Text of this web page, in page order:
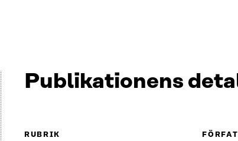
Publikationens
RUBRIK